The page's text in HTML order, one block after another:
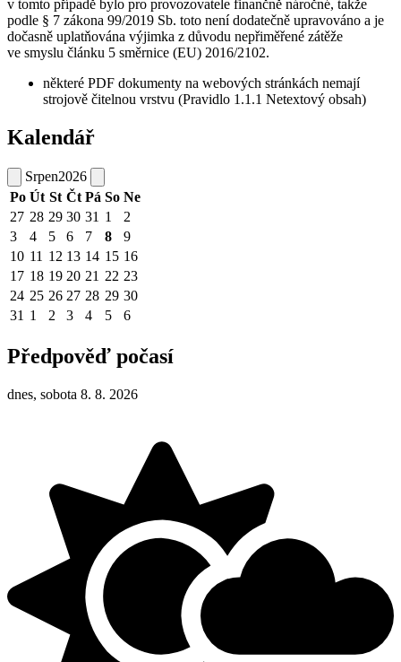
v tomto případě bylo pro provozovatele finančně náročné, takže
podle § 7 zákona 99/2019 Sb. toto není dodatečně upravováno a je
dočasně uplatňována výjimka z důvodu nepřiměřené zátěže
ve smyslu článku 5 směrnice (EU) 2016/2102.
některé PDF dokumenty na webových stránkách nemají
strojově čitelnou vrstvu (Pravidlo 1.1.1 Netextový obsah)
Kalendář
Srpen2026
Po Út St Čt Pá So Ne
27 28 29 30 31 1
2
3
4 5 6 7 8
9
10 11 12 13 14 15 16
17 18 19 20 21 22 23
24 25 26 27 28 29 30
31 1 2 3 4 5 6
Předpověď počasí
dnes, sobota 8. 8. 2026